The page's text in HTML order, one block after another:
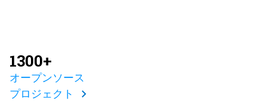
1300+
オープンソース
プロジェクト